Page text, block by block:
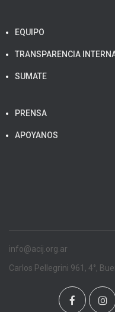
EQUIPO
TRANSPARENCIA
SUMATE
PRENSA
APOYANOS
info@acij.org.ar
Carlos Pellegrini 961, 4°,